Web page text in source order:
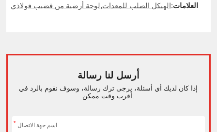
العلامات:الهيكل الصلب للمعدات,لوحة أرضية من قضيب فولاذي
أرسل لنا رسالة
إذا كان لديك أي أسئلة، يرجى ترك رسالة، وسوف نقوم بالرد في
أقرب وقت ممكن.
*